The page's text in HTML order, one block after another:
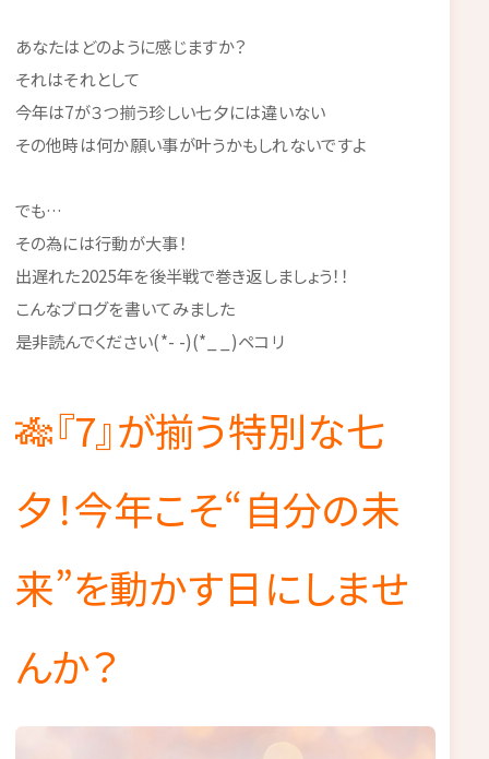
あなたはどのように感じますか？
それはそれとして
今年は7が３つ揃う珍しい七夕には違いない
その他時は何か願い事が叶うかもしれないですよ
でも…
その為には行動が大事！
出遅れた2025年を後半戦で巻き返しましょう！！
こんなブログを書いてみました
是非読んでください(*- -)(*_ _)ペコリ
🎋『7』が揃う特別な七
夕！今年こそ“自分の未
来”を動かす日にしませ
んか？